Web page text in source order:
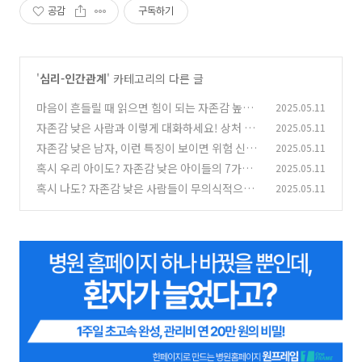
공감 구독하기
'심리-인간관계' 카테고리의 다른 글
마음이 흔들릴 때 읽으면 힘이 되는 자존감 높이
는 명언 BEST 20! (자존감 높이는 방법, 자존감
수업, 자존감 향상, 자존감 회복, 자존감 높이는
말, 글귀)
2025.05.11
자존감 낮은 사람과 이렇게 대화하세요! 상처 주
지 않고 자신감 심어주는 5가지 대화법 (자존감
높이는 방법, 자존감 수업, 자존감 향상, 자존감
회복, 자존감 낮은 사람과 대화법)
2025.05.11
자존감 낮은 남자, 이런 특징이 보이면 위험 신호!
자존감 높이는 방법까지 정리! (자존감 높이는 방
법, 자존감 수업, 자존감 향상, 자존감 회복)
(0)
2025.05.11
혹시 우리 아이도? 자존감 낮은 아이들의 7가지
특징과 현명한 대처법! (자존감 높이는 방법, 자
2025.05.11
혹시 나도? 자존감 낮은 사람들이 무의식적으로
감이 낮은 사람들의 7가지 습관) (0)
2025.05.11